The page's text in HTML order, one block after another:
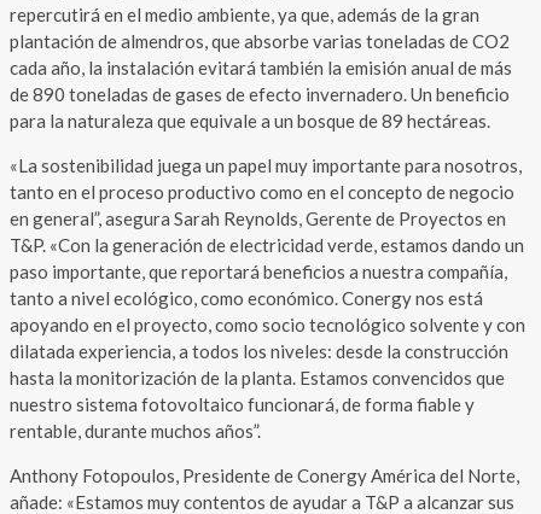
repercutirá en el medio ambiente, ya que, además de la gran
plantación de almendros, que absorbe varias toneladas de CO2
cada año, la instalación evitará también la emisión anual de más
de 890 toneladas de gases de efecto invernadero. Un beneficio
para la naturaleza que equivale a un bosque de 89 hectáreas.
«La sostenibilidad juega un papel muy importante para nosotros,
tanto en el proceso productivo como en el concepto de negocio
en general”, asegura Sarah Reynolds, Gerente de Proyectos en
T&P. «Con la generación de electricidad verde, estamos dando un
paso importante, que reportará beneficios a nuestra compañía,
tanto a nivel ecológico, como económico. Conergy nos está
apoyando en el proyecto, como socio tecnológico solvente y con
dilatada experiencia, a todos los niveles: desde la construcción
hasta la monitorización de la planta. Estamos convencidos que
nuestro sistema fotovoltaico funcionará, de forma fiable y
rentable, durante muchos años”.
Anthony Fotopoulos, Presidente de Conergy América del Norte,
añade: «Estamos muy contentos de ayudar a T&P a alcanzar sus